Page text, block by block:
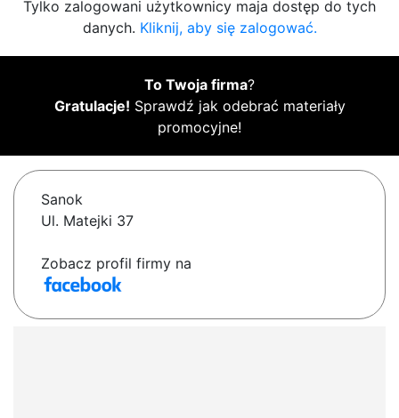
Tylko zalogowani użytkownicy maja dostęp do tych
danych. Kliknij, aby się zalogować.
To Twoja firma?
Gratulacje! Sprawdź jak odebrać materiały
promocyjne!
Sanok
Ul. Matejki 37
Zobacz profil firmy na